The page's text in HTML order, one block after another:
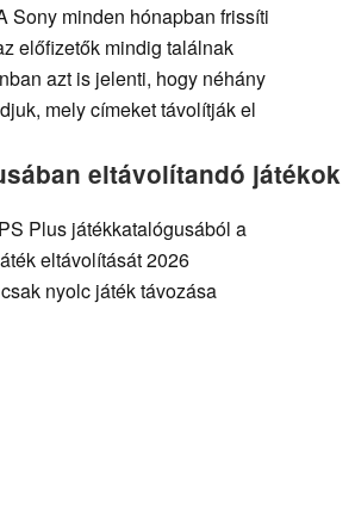
Sony minden hónapban frissíti
előfizetők mindig találnak
azt is jelenti, hogy néhány
mely címeket távolítják el
eltávolítandó játékok
Plus játékkatalógusából a
eltávolítását 2026
nyolc játék távozása